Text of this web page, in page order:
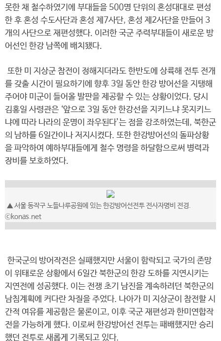
못한 채 철수하였기에 부대들을 500명 단위의 혼성대대로 편성
한 후 혼성 수도사단과 혼성 제7사단, 혼성 제2사단을 만들어 3
개의 사단으로 재편성했다. 이러한 국군 주력부대들이 새로운 방
어선인 한강 남쪽에 배치됐다.
또한 미 지상군 참전이 정해지더라도 한반도에 상륙해 전투 전개
를 갖출 시간이 필요하기에 향후 3일 동안 한강 방어선을 지탱해
주어야 미군이 들어올 발판을 제공할 수 있는 상황이었다. 당시
김홍일 사령관은 ‘앞으로 3일 동안 한강선을 지키느냐 못지키느
냐에 따라 나라의 운명이 좌우된다’는 점을 강조하였는데, 북한군
의 남하를 6일간이나 저지시켰다. 또한 한강방어선의 돌파상황
을 파악하여 예하부대들에게 철수 명령을 하달함으로써 병력과
장비를 보호하였다.
▲ 서울 동작구 노들나루공원에 있는 한강방어선전투 전사자명비 전경.
ⓒkonas.net
한국군의 방어작전은 실패했지만 서울이 함락되고 국가의 존망
이 위태로운 상황에서 6일간 북한군의 한강 도하를 지연시키는
지연전에 성공했다. 이는 전쟁 초기 남진을 계속하려던 북한군의
남침계획에 커다란 차질을 주었다. 나아가 미 지상군이 참전할 시
간적 여유를 제공함은 물론이고, 이후 국군 재편성과 한미연합작
전을 가능하게 했다. 이로써 한강방어선 전투는 패배했지만 승리
했던 전투로 새롭게 기록되고 있다.